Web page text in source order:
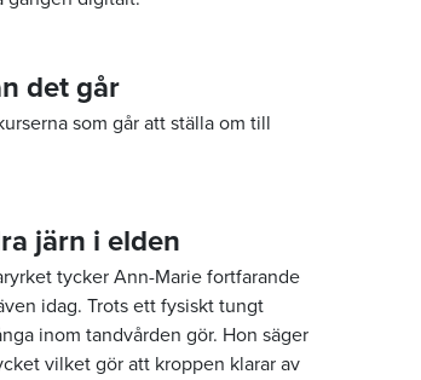
det går
som går att ställa om till
järn i elden
tycker Ann-Marie fortfarande
idag. Trots ett fysiskt tungt
inom tandvården gör. Hon säger
vilket gör att kroppen klarar av